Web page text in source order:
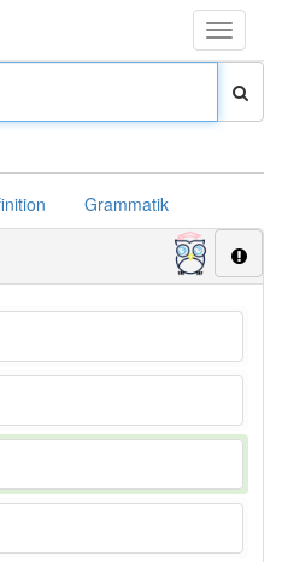
Toggle
Grammatik